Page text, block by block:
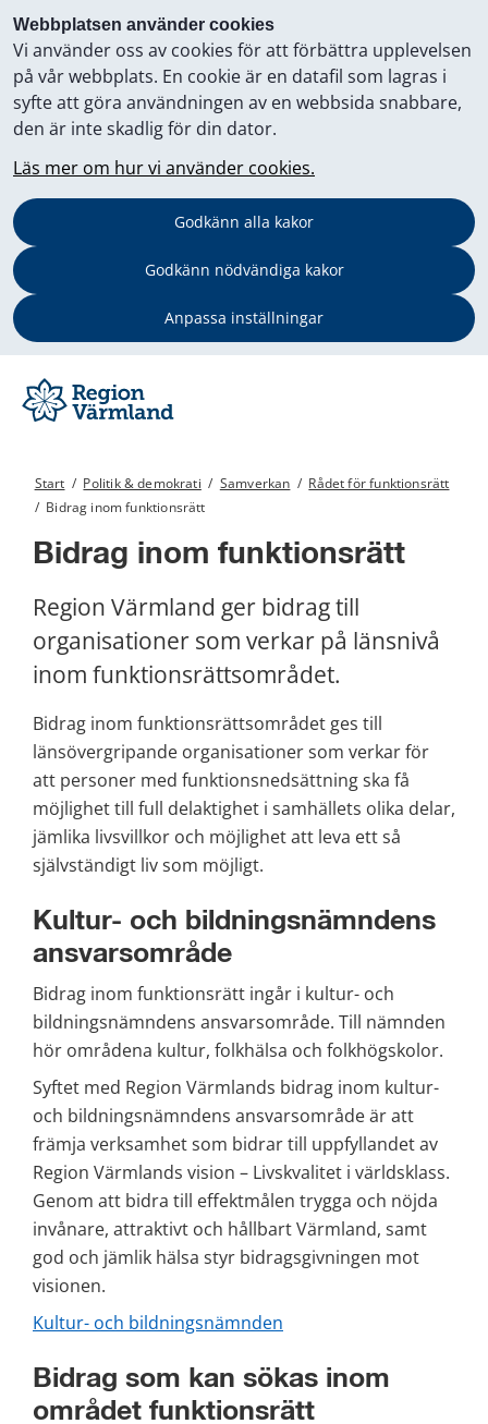
Webbplatsen använder cookies
Vi använder oss av cookies för att förbättra upplevelsen
på vår webbplats. En cookie är en datafil som lagras i
syfte att göra användningen av en webbsida snabbare,
den är inte skadlig för din dator.
Läs mer om hur vi använder cookies.
Godkänn alla kakor
Godkänn nödvändiga kakor
Anpassa inställningar
Start / Politik & demokrati / Samverkan / Rådet för funktionsrätt
/ Bidrag inom funktionsrätt
Bidrag inom funktionsrätt
Region Värmland ger bidrag till
organisationer som verkar på länsnivå
inom funktionsrättsområdet.
Bidrag inom funktionsrättsområdet ges till
länsövergripande organisationer som verkar för
att personer med funktionsnedsättning ska få
möjlighet till full delaktighet i samhällets olika delar,
jämlika livsvillkor och möjlighet att leva ett så
självständigt liv som möjligt.
Kultur- och bildningsnämndens
ansvarsområde
Bidrag inom funktionsrätt ingår i kultur- och
bildningsnämndens ansvarsområde. Till nämnden
hör områdena kultur, folkhälsa och folkhögskolor.
Syftet med Region Värmlands bidrag inom kultur-
och bildningsnämndens ansvarsområde är att
främja verksamhet som bidrar till uppfyllandet av
Region Värmlands vision – Livskvalitet i världsklass.
Genom att bidra till effektmålen trygga och nöjda
invånare, attraktivt och hållbart Värmland, samt
god och jämlik hälsa styr bidragsgivningen mot
visionen.
Kultur- och bildningsnämnden
Bidrag som kan sökas inom
området funktionsrätt